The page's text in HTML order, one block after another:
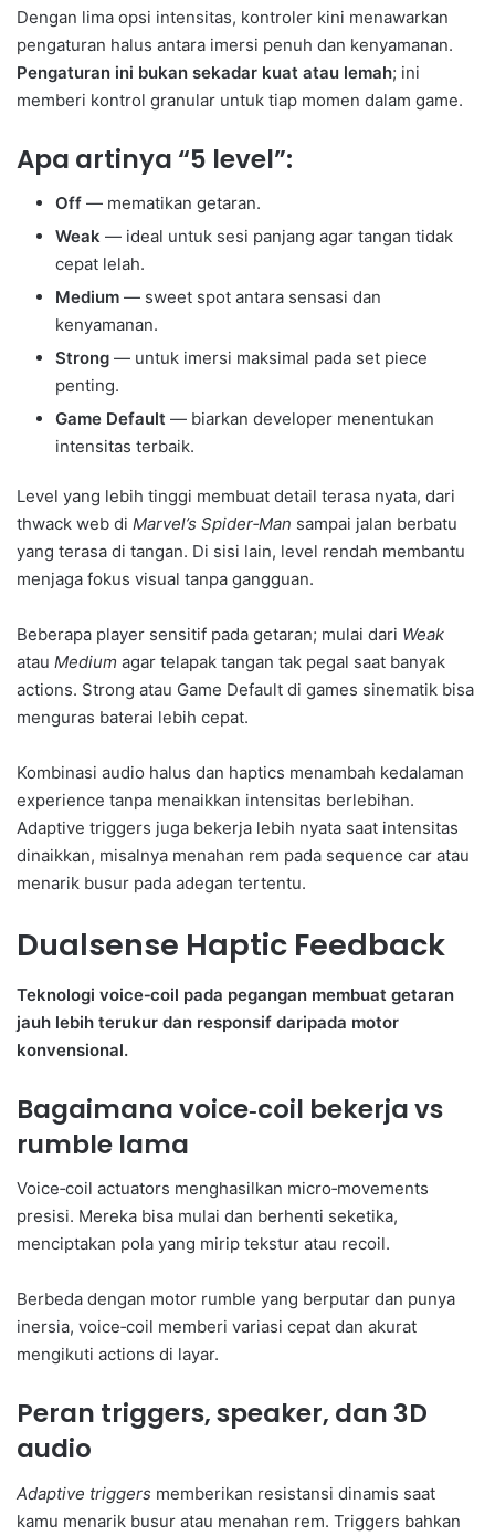
Dengan lima opsi intensitas, kontroler kini menawarkan
pengaturan halus antara imersi penuh dan kenyamanan.
Pengaturan ini bukan sekadar kuat atau lemah; ini
memberi kontrol granular untuk tiap momen dalam game.
Apa artinya “5 level”:
Off — mematikan getaran.
Weak — ideal untuk sesi panjang agar tangan tidak
cepat lelah.
Medium — sweet spot antara sensasi dan
kenyamanan.
Strong — untuk imersi maksimal pada set piece
penting.
Game Default — biarkan developer menentukan
intensitas terbaik.
Level yang lebih tinggi membuat detail terasa nyata, dari
thwack web di Marvel’s Spider‑Man sampai jalan berbatu
yang terasa di tangan. Di sisi lain, level rendah membantu
menjaga fokus visual tanpa gangguan.
Beberapa player sensitif pada getaran; mulai dari Weak
atau Medium agar telapak tangan tak pegal saat banyak
actions. Strong atau Game Default di games sinematik bisa
menguras baterai lebih cepat.
Kombinasi audio halus dan haptics menambah kedalaman
experience tanpa menaikkan intensitas berlebihan.
Adaptive triggers juga bekerja lebih nyata saat intensitas
dinaikkan, misalnya menahan rem pada sequence car atau
menarik busur pada adegan tertentu.
Dualsense Haptic Feedback
Teknologi voice‑coil pada pegangan membuat getaran
jauh lebih terukur dan responsif daripada motor
konvensional.
Bagaimana voice‑coil bekerja vs
rumble lama
Voice‑coil actuators menghasilkan micro‑movements
presisi. Mereka bisa mulai dan berhenti seketika,
menciptakan pola yang mirip tekstur atau recoil.
Berbeda dengan motor rumble yang berputar dan punya
inersia, voice‑coil memberi variasi cepat dan akurat
mengikuti actions di layar.
Peran triggers, speaker, dan 3D
audio
Adaptive triggers memberikan resistansi dinamis saat
kamu menarik busur atau menahan rem. Triggers bahkan